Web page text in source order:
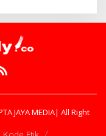
JAYA MEDIA| All Right